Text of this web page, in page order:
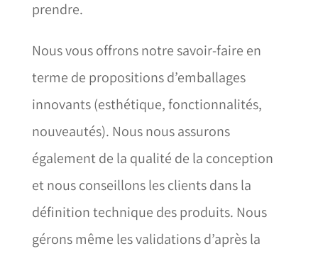
prendre.
Nous vous offrons notre savoir-faire en
terme de propositions d’emballages
innovants (esthétique, fonctionnalités,
nouveautés). Nous nous assurons
également de la qualité de la conception
et nous conseillons les clients dans la
définition technique des produits. Nous
gérons même les validations d’après la